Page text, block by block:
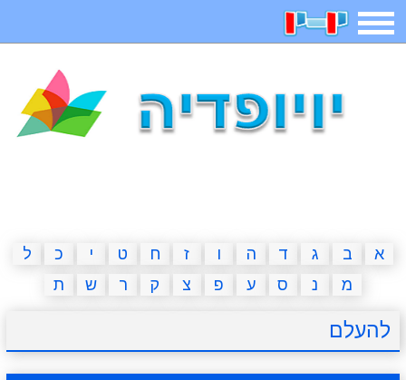
תפריט
איש תלוי מדריכים פוקימון גו מצא הבדלים
יצירה משחקי בנות אשליות חדשות
א ב ג ד ה ו ז ח ט י כ
ל
מ
נ ס ע פ צ ק ר ש ת
להעלם